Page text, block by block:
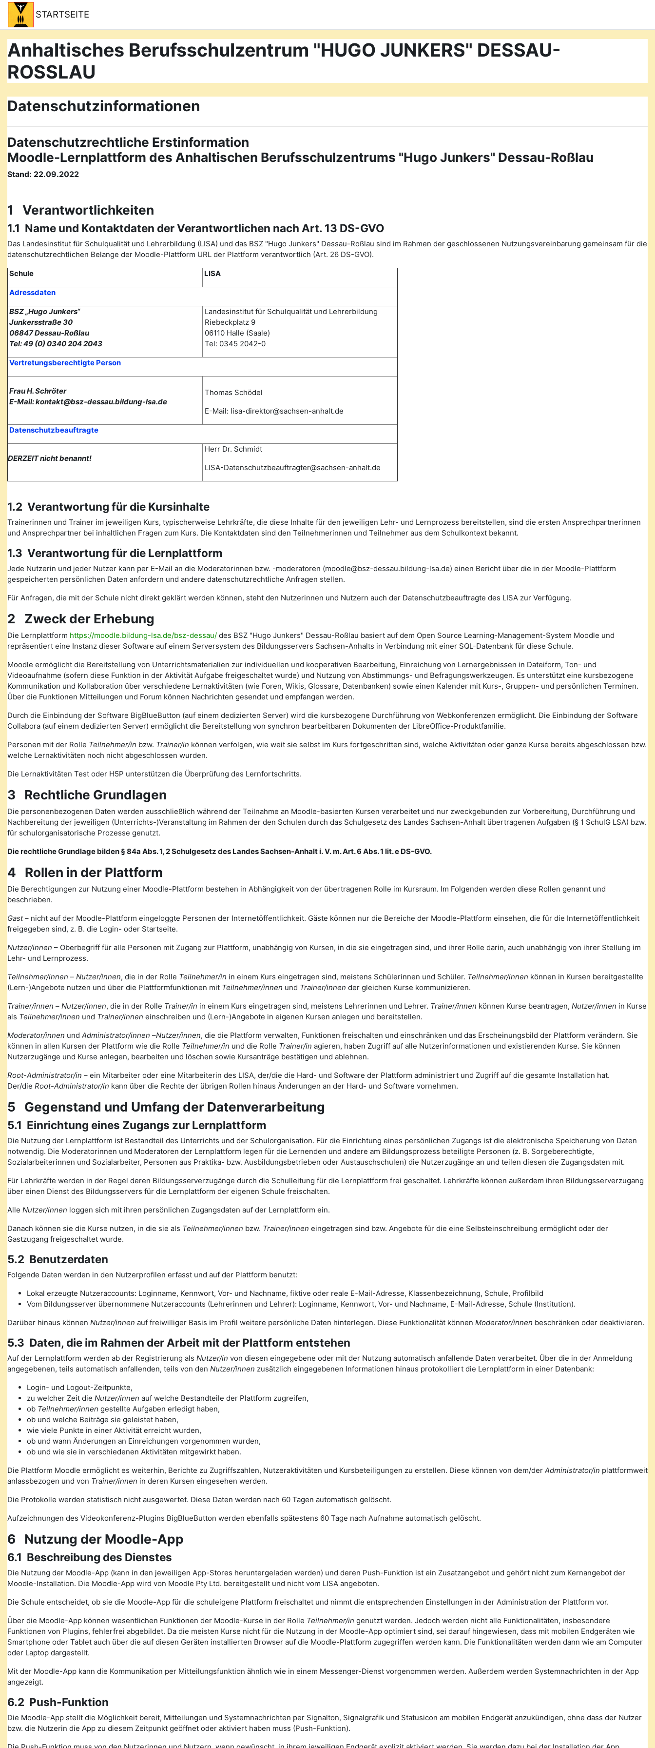
Zum Hauptinhalt
STARTSEITE
Anhaltisches Berufsschulzentrum "HUGO JUNKERS" DESSAU-
ROSSLAU
Datenschutzinformationen
Datenschutzrechtliche Erstinformation
Moodle-Lernplattform des Anhaltischen Berufsschulzentrums "Hugo Junkers" Dessau-Roßlau
Stand: 22.09.2022
1 Verantwortlichkeiten
1.1 Name und Kontaktdaten der Verantwortlichen nach Art. 13 DS-GVO
Das Landesinstitut für Schulqualität und Lehrerbildung (LISA) und das BSZ "Hugo Junkers" Dessau-Roßlau sind im Rahmen der geschlossenen Nutzungsvereinbarung gemeinsam für die
datenschutzrechtlichen Belange der Moodle-Plattform URL der Plattform verantwortlich (Art. 26 DS-GVO).
Schule LISA
Adressdaten
BSZ „Hugo Junkers“
Junkersstraße 30
06847 Dessau-Roßlau
Tel: 49 (0) 0340 204 2043
Landesinstitut für Schulqualität und Lehrerbildung
Riebeckplatz 9
06110 Halle (Saale)
Tel: 0345 2042-0
Vertretungsberechtigte Person
Frau H. Schröter
E-Mail: kontakt@bsz-dessau.bildung-lsa.de
Thomas Schödel
E-Mail: lisa-direktor@sachsen-anhalt.de
Datenschutzbeauftragte
DERZEIT nicht benannt!
Herr Dr. Schmidt
LISA-Datenschutzbeauftragter@sachsen-anhalt.de
1.2 Verantwortung für die Kursinhalte
Trainerinnen und Trainer im jeweiligen Kurs, typischerweise Lehrkräfte, die diese Inhalte für den jeweiligen Lehr- und Lernprozess bereitstellen, sind die ersten Ansprechpartnerinnen
und Ansprechpartner bei inhaltlichen Fragen zum Kurs. Die Kontaktdaten sind den Teilnehmerinnen und Teilnehmer aus dem Schulkontext bekannt.
1.3 Verantwortung für die Lernplattform
Jede Nutzerin und jeder Nutzer kann per E-Mail an die Moderatorinnen bzw. -moderatoren (moodle@bsz-dessau.bildung-lsa.de) einen Bericht über die in der Moodle-Plattform
gespeicherten persönlichen Daten anfordern und andere datenschutzrechtliche Anfragen stellen.
Für Anfragen, die mit der Schule nicht direkt geklärt werden können, steht den Nutzerinnen und Nutzern auch der Datenschutzbeauftragte des LISA zur Verfügung.
2 Zweck der Erhebung
Die Lernplattform https://moodle.bildung-lsa.de/bsz-dessau/ des BSZ "Hugo Junkers" Dessau-Roßlau basiert auf dem Open Source Learning-Management-System Moodle und
repräsentiert eine Instanz dieser Software auf einem Serversystem des Bildungsservers Sachsen-Anhalts in Verbindung mit einer SQL-Datenbank für diese Schule.
Moodle ermöglicht die Bereitstellung von Unterrichtsmaterialien zur individuellen und kooperativen Bearbeitung, Einreichung von Lernergebnissen in Dateiform, Ton- und
Videoaufnahme (sofern diese Funktion in der Aktivität Aufgabe freigeschaltet wurde) und Nutzung von Abstimmungs- und Befragungswerkzeugen. Es unterstützt eine kursbezogene
Kommunikation und Kollaboration über verschiedene Lernaktivitäten (wie Foren, Wikis, Glossare, Datenbanken) sowie einen Kalender mit Kurs-, Gruppen- und persönlichen Terminen.
Über die Funktionen Mitteilungen und Forum können Nachrichten gesendet und empfangen werden.
Durch die Einbindung der Software BigBlueButton (auf einem dedizierten Server) wird die kursbezogene Durchführung von Webkonferenzen ermöglicht. Die Einbindung der Software
Collabora (auf einem dedizierten Server) ermöglicht die Bereitstellung von synchron bearbeitbaren Dokumenten der LibreOffice-Produktfamilie.
Personen mit der Rolle Teilnehmer/in bzw. Trainer/in können verfolgen, wie weit sie selbst im Kurs fortgeschritten sind, welche Aktivitäten oder ganze Kurse bereits abgeschlossen bzw.
welche Lernaktivitäten noch nicht abgeschlossen wurden.
Die Lernaktivitäten Test oder H5P unterstützen die Überprüfung des Lernfortschritts.
3 Rechtliche Grundlagen
Die personenbezogenen Daten werden ausschließlich während der Teilnahme an Moodle-basierten Kursen verarbeitet und nur zweckgebunden zur Vorbereitung, Durchführung und
Nachbereitung der jeweiligen (Unterrichts-)Veranstaltung im Rahmen der den Schulen durch das Schulgesetz des Landes Sachsen-Anhalt übertragenen Aufgaben (§ 1 SchulG LSA) bzw.
für schulorganisatorische Prozesse genutzt.
Die rechtliche Grundlage bilden § 84a Abs. 1, 2 Schulgesetz des Landes Sachsen-Anhalt i. V. m. Art. 6 Abs. 1 lit. e DS-GVO.
4 Rollen in der Plattform
Die Berechtigungen zur Nutzung einer Moodle-Plattform bestehen in Abhängigkeit von der übertragenen Rolle im Kursraum. Im Folgenden werden diese Rollen genannt und
beschrieben.
Gast– nicht auf der Moodle-Plattform eingeloggte Personen der Internetöffentlichkeit. Gäste können nur die Bereiche der Moodle-Plattform einsehen, die für die Internetöffentlichkeit
freigegeben sind, z. B. die Login- oder Startseite.
Nutzer/innen – Oberbegriff für alle Personen mit Zugang zur Plattform, unabhängig von Kursen, in die sie eingetragen sind, und ihrer Rolle darin, auch unabhängig von ihrer Stellung im
Lehr- und Lernprozess.
Teilnehmer/innen – Nutzer/innen, die in der Rolle Teilnehmer/in in einem Kurs eingetragen sind, meistens Schülerinnen und Schüler. Teilnehmer/innen können in Kursen bereitgestellte
(Lern-)Angebote nutzen und über die Plattformfunktionen mit Teilnehmer/innen und Trainer/innen der gleichen Kurse kommunizieren.
Trainer/innen – Nutzer/innen, die in der Rolle Trainer/in in einem Kurs eingetragen sind, meistens Lehrerinnen und Lehrer. Trainer/innen können Kurse beantragen, Nutzer/innen in Kurse
als Teilnehmer/innen und Trainer/innen einschreiben und (Lern-)Angebote in eigenen Kursen anlegen und bereitstellen.
Moderator/innen und Administrator/innen –Nutzer/innen, die die Plattform verwalten, Funktionen freischalten und einschränken und das Erscheinungsbild der Plattform verändern. Sie
können in allen Kursen der Plattform wie die Rolle Teilnehmer/in und die Rolle Trainer/in agieren, haben Zugriff auf alle Nutzerinformationen und existierenden Kurse. Sie können
Nutzerzugänge und Kurse anlegen, bearbeiten und löschen sowie Kursanträge bestätigen und ablehnen.
Root-Administrator/in – ein Mitarbeiter oder eine Mitarbeiterin des LISA, der/die die Hard- und Software der Plattform administriert und Zugriff auf die gesamte Installation hat.
Der/die Root-Administrator/in kann über die Rechte der übrigen Rollen hinaus Änderungen an der Hard- und Software vornehmen.
5 Gegenstand und Umfang der Datenverarbeitung
5.1 Einrichtung eines Zugangs zur Lernplattform
Die Nutzung der Lernplattform ist Bestandteil des Unterrichts und der Schulorganisation. Für die Einrichtung eines persönlichen Zugangs ist die elektronische Speicherung von Daten
notwendig. Die Moderatorinnen und Moderatoren der Lernplattform legen für die Lernenden und andere am Bildungsprozess beteiligte Personen (z. B. Sorgeberechtigte,
Sozialarbeiterinnen und Sozialarbeiter, Personen aus Praktika- bzw. Ausbildungsbetrieben oder Austauschschulen) die Nutzerzugänge an und teilen diesen die Zugangsdaten mit.
Für Lehrkräfte werden in der Regel deren Bildungsserverzugänge durch die Schulleitung für die Lernplattform frei geschaltet. Lehrkräfte können außerdem ihren Bildungsserverzugang
über einen Dienst des Bildungsservers für die Lernplattform der eigenen Schule freischalten.
Alle Nutzer/innen loggen sich mit ihren persönlichen Zugangsdaten auf der Lernplattform ein.
Danach können sie die Kurse nutzen, in die sie als Teilnehmer/innen bzw. Trainer/innen eingetragen sind bzw. Angebote für die eine Selbsteinschreibung ermöglicht oder der
Gastzugang freigeschaltet wurde.
5.2 Benutzerdaten
Folgende Daten werden in den Nutzerprofilen erfasst und auf der Plattform benutzt:
Lokal erzeugte Nutzeraccounts: Loginname, Kennwort, Vor- und Nachname, fiktive oder reale E-Mail-Adresse, Klassenbezeichnung, Schule, Profilbild
Vom Bildungsserver übernommene Nutzeraccounts (Lehrerinnen und Lehrer): Loginname, Kennwort, Vor- und Nachname, E-Mail-Adresse, Schule (Institution).
Darüber hinaus können Nutzer/innen auf freiwilliger Basis im Profil weitere persönliche Daten hinterlegen. Diese Funktionalität können Moderator/innen beschränken oder deaktivieren.
5.3 Daten, die im Rahmen der Arbeit mit der Plattform entstehen
Auf der Lernplattform werden ab der Registrierung als Nutzer/in von diesen eingegebene oder mit der Nutzung automatisch anfallende Daten verarbeitet. Über die in der Anmeldung
angegebenen, teils automatisch anfallenden, teils von den Nutzer/innen zusätzlich eingegebenen Informationen hinaus protokolliert die Lernplattform in einer Datenbank:
Login- und Logout-Zeitpunkte,
zu welcher Zeit die Nutzer/innen auf welche Bestandteile der Plattform zugreifen,
ob Teilnehmer/innen gestellte Aufgaben erledigt haben,
ob und welche Beiträge sie geleistet haben,
wie viele Punkte in einer Aktivität erreicht wurden,
ob und wann Änderungen an Einreichungen vorgenommen wurden,
ob und wie sie in verschiedenen Aktivitäten mitgewirkt haben.
Die Plattform Moodle ermöglicht es weiterhin, Berichte zu Zugriffszahlen, Nutzeraktivitäten und Kursbeteiligungen zu erstellen. Diese können von dem/der Administrator/in plattformweit
anlassbezogen und von Trainer/innen in deren Kursen eingesehen werden.
Die Protokolle werden statistisch nicht ausgewertet. Diese Daten werden nach 60 Tagen automatisch gelöscht.
Aufzeichnungen des Videokonferenz-Plugins BigBlueButton werden ebenfalls spätestens 60 Tage nach Aufnahme automatisch gelöscht.
6 Nutzung der Moodle-App
6.1 Beschreibung des Dienstes
Die Nutzung der Moodle-App (kann in den jeweiligen App-Stores heruntergeladen werden) und deren Push-Funktion ist ein Zusatzangebot und gehört nicht zum Kernangebot der
Moodle-Installation. Die Moodle-App wird von Moodle Pty Ltd. bereitgestellt und nicht vom LISA angeboten.
Die Schule entscheidet, ob sie die Moodle-App für die schuleigene Plattform freischaltet und nimmt die entsprechenden Einstellungen in der Administration der Plattform vor.
Über die Moodle-App können wesentlichen Funktionen der Moodle-Kurse in der Rolle Teilnehmer/in genutzt werden. Jedoch werden nicht alle Funktionalitäten, insbesondere
Funktionen von Plugins, fehlerfrei abgebildet. Da die meisten Kurse nicht für die Nutzung in der Moodle-App optimiert sind, sei darauf hingewiesen, dass mit mobilen Endgeräten wie
Smartphone oder Tablet auch über die auf diesen Geräten installierten Browser auf die Moodle-Plattform zugegriffen werden kann. Die Funktionalitäten werden dann wie am Computer
oder Laptop dargestellt.
Mit der Moodle-App kann die Kommunikation per Mitteilungsfunktion ähnlich wie in einem Messenger-Dienst vorgenommen werden. Außerdem werden Systemnachrichten in der App
angezeigt.
6.2 Push-Funktion
Die Moodle-App stellt die Möglichkeit bereit, Mitteilungen und Systemnachrichten per Signalton, Signalgrafik und Statusicon am mobilen Endgerät anzukündigen, ohne dass der Nutzer
bzw. die Nutzerin die App zu diesem Zeitpunkt geöffnet oder aktiviert haben muss (Push-Funktion).